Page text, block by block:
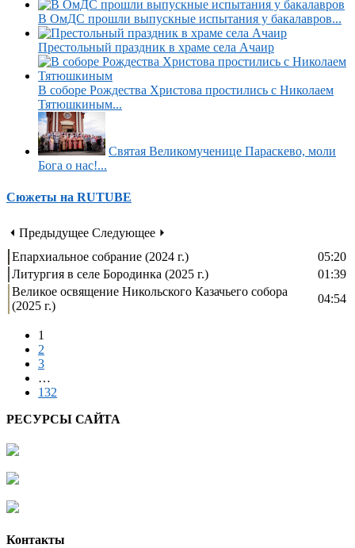
В ОмДС прошли выпускные испытания у бакалавров...
Престольный праздник в храме села Ачаир
В соборе Рождества Христова простились с Николаем
Тятюшкиным...
Святая Великомученице Параскево, моли
Бога о нас!...
Сюжеты на RUTUBE
⏴ Предыдущее Следующее ⏵
Епархиальное собрание (2024 г.)
05:20
Литургия в селе Бородинка (2025 г.)
01:39
Великое освящение Никольского Казачьего собора
(2025 г.)
04:54
1
2
3
…
132
РЕСУРСЫ САЙТА
Контакты